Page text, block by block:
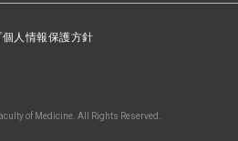
個人情報保護方針
of Medicine. All Rights Reserved.